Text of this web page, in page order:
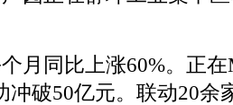
同比上涨60%。正在
冲破50亿元。联动20余